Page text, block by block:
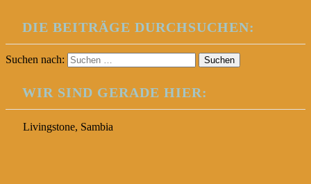
DIE BEITRÄGE DURCHSUCHEN:
Suchen nach:
WIR SIND GERADE HIER:
Livingstone, Sambia